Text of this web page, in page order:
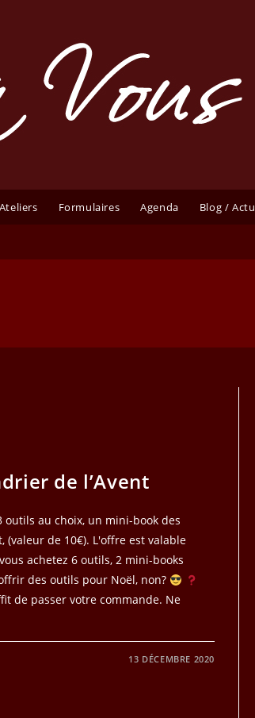
Formulaires Agenda Blog / Actu
de l’Avent
outils au choix, un mini-book des
(valeur de 10€). L'offre est valable
achetez 6 outils, 2 mini-books
des outils pour Noël, non?
de passer votre commande. Ne
13 DÉCEMBRE 2020